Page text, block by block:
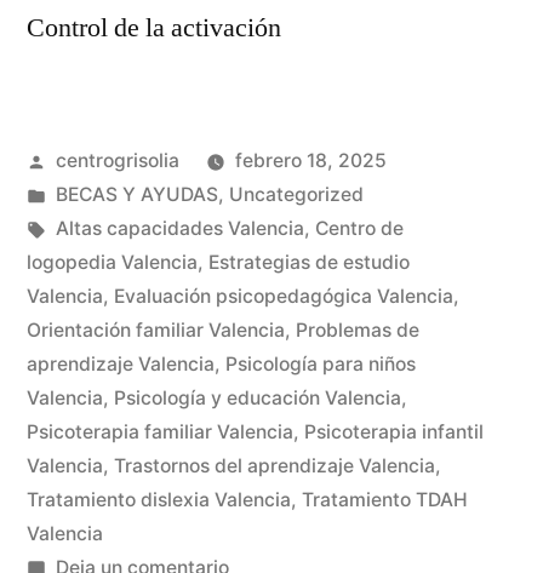
Control de la activación
centrogrisolia
febrero 18, 2025
BECAS Y AYUDAS, Uncategorized
Altas capacidades Valencia, Centro de
logopedia Valencia, Estrategias de estudio
Valencia, Evaluación psicopedagógica Valencia,
Orientación familiar Valencia, Problemas de
aprendizaje Valencia, Psicología para niños
Valencia, Psicología y educación Valencia,
Psicoterapia familiar Valencia, Psicoterapia infantil
Valencia, Trastornos del aprendizaje Valencia,
Tratamiento dislexia Valencia, Tratamiento TDAH
Valencia
Deja un comentario